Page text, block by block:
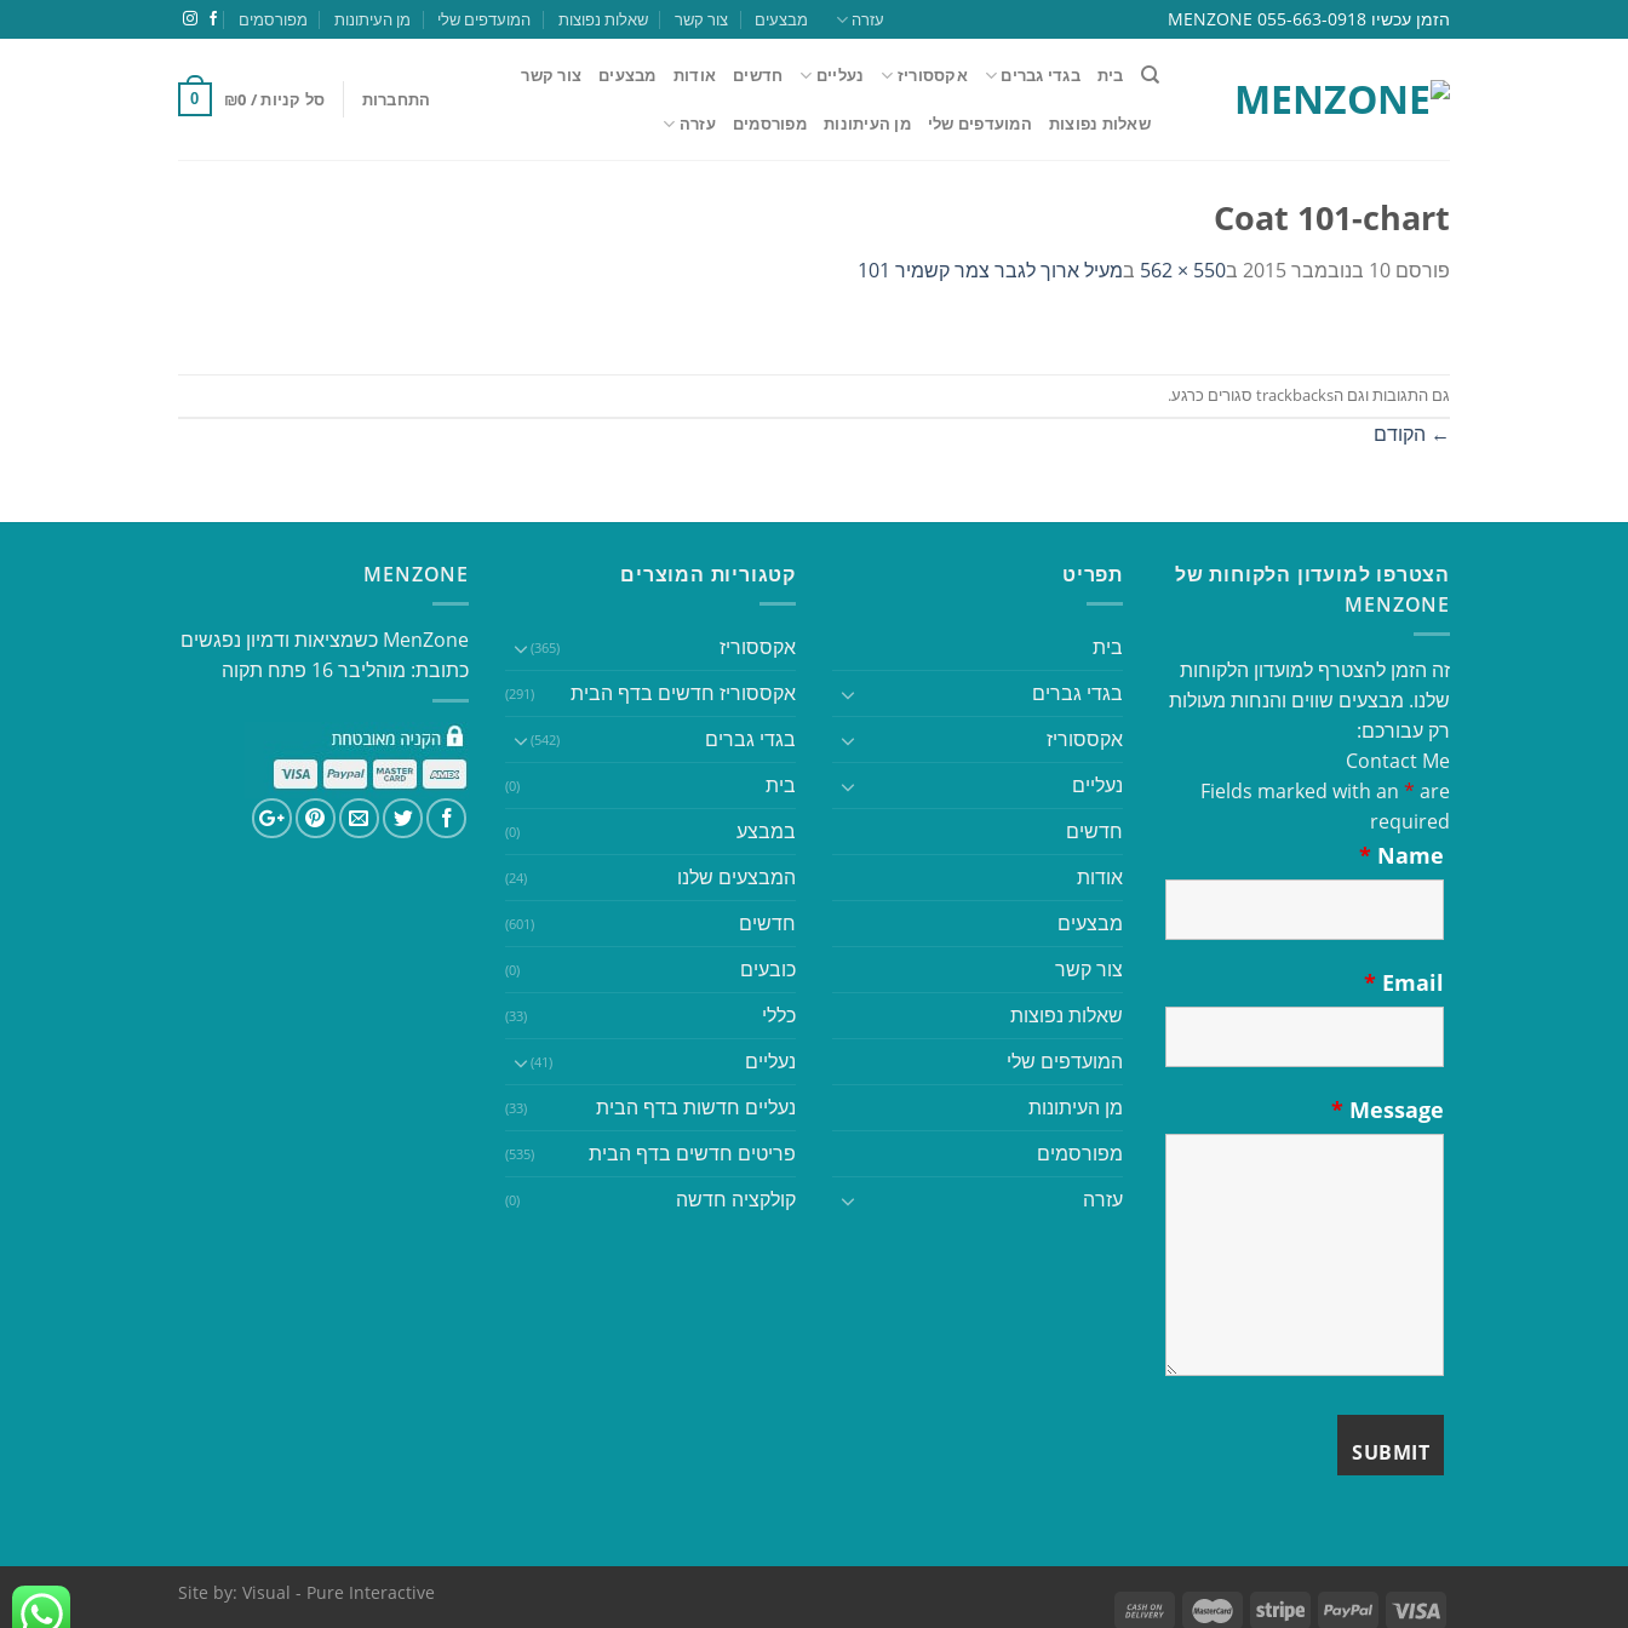
to
הזמן עכשיו 055-663-0918 MENZONE עזרה מבצעים צור קשר שאלות נפוצות המועדפים שלי מן העיתונות מפורסמים
בית בגדי גברים אקססוריז נעליים חדשים אודות מבצעים צור קשר
שאלות נפוצות המועדפים שלי מן העיתונות מפורסמים עזרה
התחברות סל קניות / ₪0
0
Coat 101-chart
פורסם 10 בנובמבר 2015 ב550 × 562 במעיל ארוך לגבר צמר קשמיר 101
גם התגובות וגם הtrackbacks סגורים כרגע.
← הקודם
הצטרפו למועדון הלקוחות של
MENZONE
זה הזמן להצטרף למועדון הלקוחות
שלנו. מבצעים שווים והנחות מעולות
רק עבורכם:
Contact Me
Fields marked with an * are
required
Name
*
Email
*
Message
*
תפריט
בית
בגדי גברים
אקססוריז
נעליים
חדשים
אודות
מבצעים
צור קשר
שאלות נפוצות
המועדפים שלי
מן העיתונות
מפורסמים
עזרה
קטגוריות המוצרים
אקססוריז (365)
אקססוריז חדשים בדף הבית (291)
בגדי גברים (542)
בית (0)
במבצע (0)
המבצעים שלנו (24)
חדשים (601)
כובעים (0)
כללי (33)
נעליים (41)
נעליים חדשות בדף הבית (33)
פריטים חדשים בדף הבית (535)
קולקציה חדשה (0)
MENZONE
​​MenZone כשמציאות ודמיון נפגשים​
כתובת: מוהליבר 16 פתח תקוה
Site by: Visual - Pure Interactive